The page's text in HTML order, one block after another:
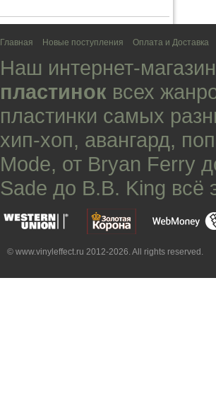
Главная Новые поступления Оплата и Доставка
Наш интернет-
пластинок всех
пластинки самых
хип-хоп, авангард, поп
Mode, от Bryan Ferry
Sade до B.B. King всё
© www.vinyleffect.ru 2012-2026. All rights reserved.